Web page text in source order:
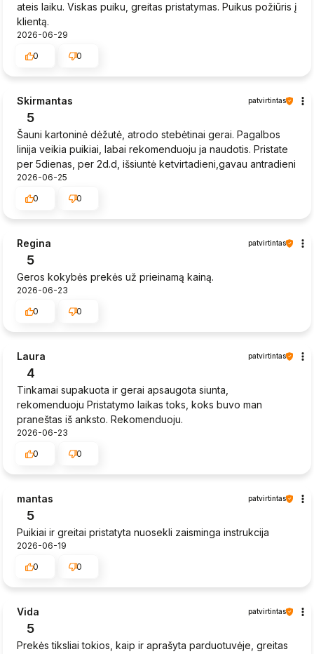
ateis laiku. Viskas puiku, greitas pristatymas. Puikus požiūris į
klientą.
2026-06-29
0
0
Skirmantas patvirtintas
5
Šauni kartoninė dėžutė, atrodo stebėtinai gerai. Pagalbos
linija veikia puikiai, labai rekomenduoju ja naudotis. Pristate
per 5dienas, per 2d.d, išsiuntė ketvirtadieni,gavau antradieni
2026-06-25
0
0
Regina patvirtintas
5
Geros kokybės prekės už prieinamą kainą.
2026-06-23
0
0
Laura patvirtintas
4
Tinkamai supakuota ir gerai apsaugota siunta,
rekomenduoju Pristatymo laikas toks, koks buvo man
praneštas iš anksto. Rekomenduoju.
2026-06-23
0
0
mantas patvirtintas
5
Puikiai ir greitai pristatyta nuosekli zaisminga instrukcija
2026-06-19
0
0
Vida patvirtintas
5
Prekės tiksliai tokios, kaip ir aprašyta parduotuvėje, greitas